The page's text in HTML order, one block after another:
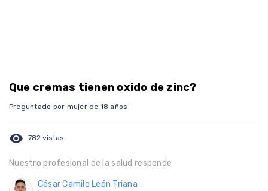
Que cremas tienen oxido de zinc?
Preguntado por mujer de 18 años
visibility 782 vistas
Nuestro profesional de la salud responde
César Camilo León Triana